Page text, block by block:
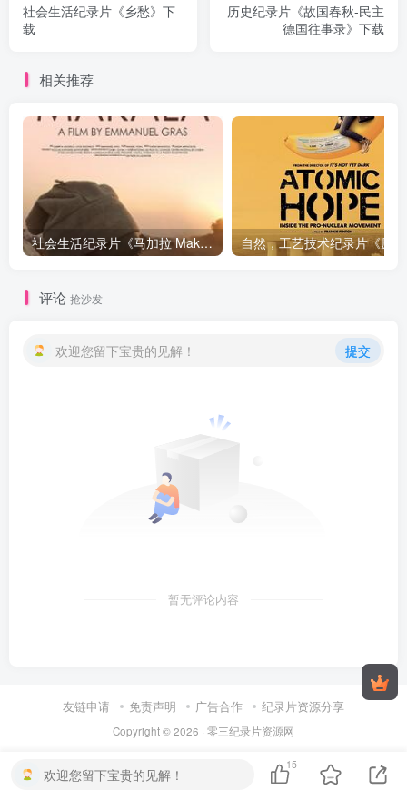
社会生活纪录片《乡愁》下
载
历史纪录片《故国春秋-民主
德国往事录》下载
相关推荐
社会生活纪录片《马加拉 Makala》下载
评论 抢沙发
欢迎您留下宝贵的见解！ 提交
暂无评论内容
友链申请 免责声明 广告合作 纪录片资源分享
Copyright © 2026 · 零三纪录片资源网
欢迎您留下宝贵的见解！
15